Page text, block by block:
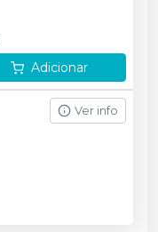
Adicionar
Ver info